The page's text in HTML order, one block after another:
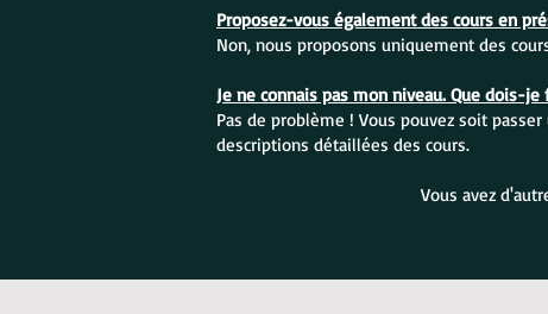
Proposez-vous également des cours en
Non, nous proposons uniquement des
Je ne connais pas mon niveau. Que dois-je
Pas de problème ! Vous pouvez soit
descriptions détaillées des cours.
Vous avez